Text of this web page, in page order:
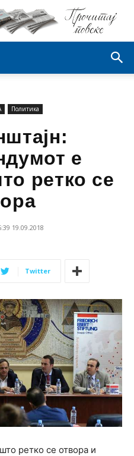
Политика
е
ретко се
19.09.2018
Twitter
ретко се отвора и